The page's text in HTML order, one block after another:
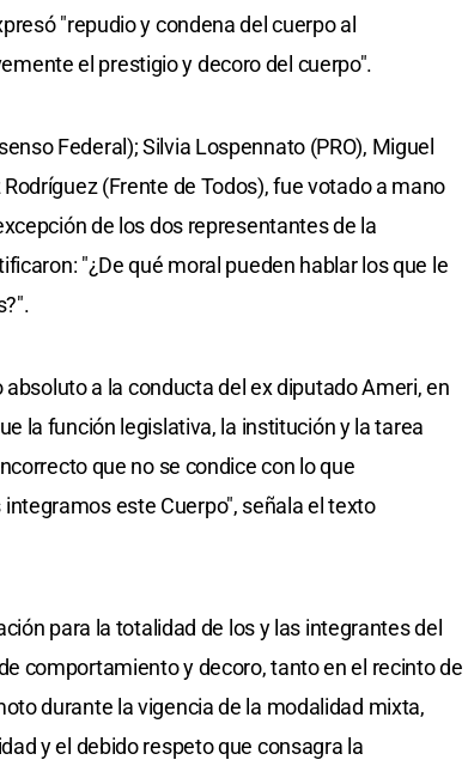
"repudio y condena del cuerpo al
el prestigio y decoro del cuerpo".
Federal); Silvia Lospennato (PRO), Miguel
(Frente de Todos), fue votado a mano
de los dos representantes de la
"¿De qué moral pueden hablar los que le
a la conducta del ex diputado Ameri, en
la función legislativa, la institución y la tarea
que no se condice con lo que
este Cuerpo", señala el texto
para la totalidad de los y las integrantes del
comportamiento y decoro, tanto en el recinto de
durante la vigencia de la modalidad mixta,
y el debido respeto que consagra la